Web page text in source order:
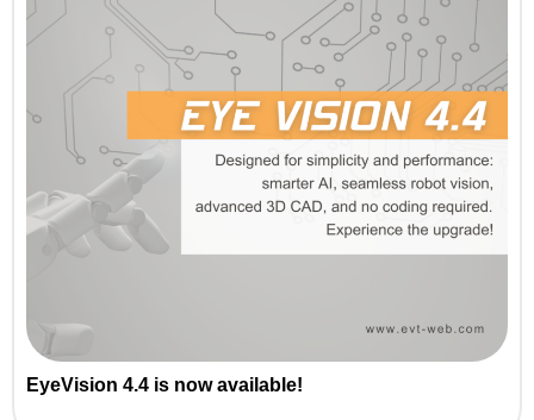
EyeVision 4.4 is now available!